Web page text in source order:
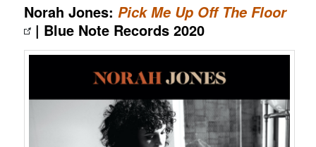
Norah Jones: Pick Me Up Off The Floor
| Blue Note Records 2020